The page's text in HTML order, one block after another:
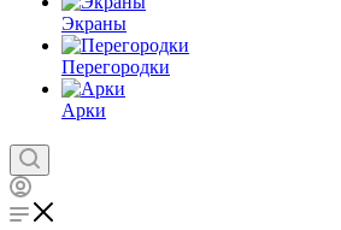
Экраны
Перегородки
Арки